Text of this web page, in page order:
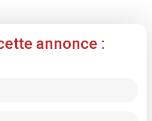
annonce :